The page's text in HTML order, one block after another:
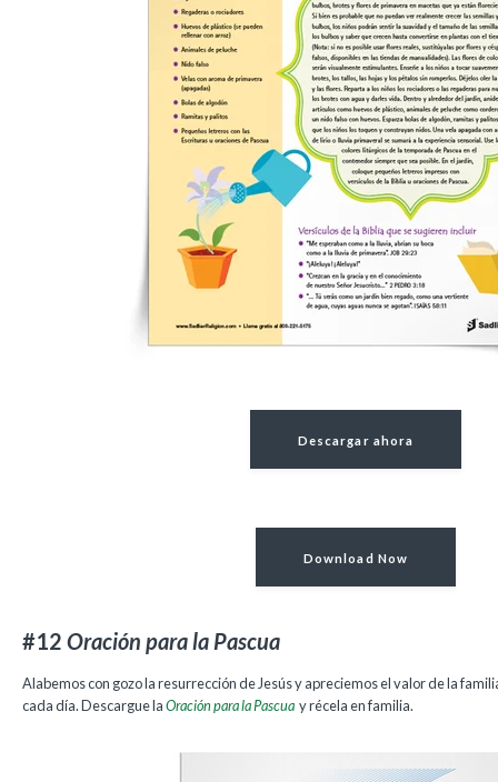
Descargar ahora
Download Now
#12 Oración para la Pascua
Alabemos con gozo la resurrección de Jesús y apreciemos el valor de la
cada día. Descargue laOración para la Pascua y récela en familia.